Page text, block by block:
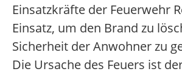
Einsatzkräfte der Feuerwehr
Einsatz, um den Brand zu
Sicherheit der Anwohner zu
Die Ursache des Feuers ist